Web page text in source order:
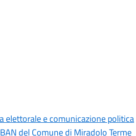
elettorale e comunicazione politica
del Comune di Miradolo Terme